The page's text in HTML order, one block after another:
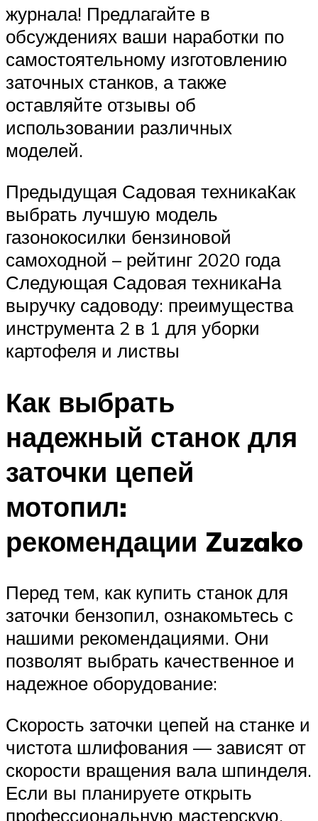
журнала! Предлагайте в
обсуждениях ваши наработки по
самостоятельному изготовлению
заточных станков, а также
оставляйте отзывы об
использовании различных
моделей.
Предыдущая Садовая техникаКак
выбрать лучшую модель
газонокосилки бензиновой
самоходной – рейтинг 2020 года
Следующая Садовая техникаНа
выручку садоводу: преимущества
инструмента 2 в 1 для уборки
картофеля и листвы
Как выбрать
надежный станок для
заточки цепей
мотопил:
рекомендации Zuzako
Перед тем, как купить станок для
заточки бензопил, ознакомьтесь с
нашими рекомендациями. Они
позволят выбрать качественное и
надежное оборудование:
Скорость заточки цепей на станке и
чистота шлифования — зависят от
скорости вращения вала шпинделя.
Если вы планируете открыть
профессиональную мастерскую,